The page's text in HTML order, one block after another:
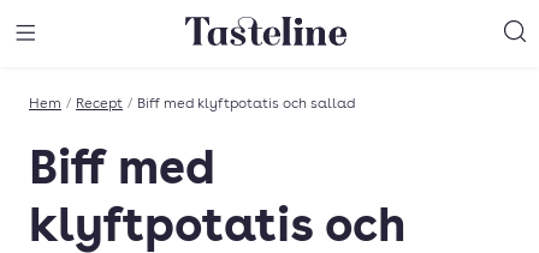
Till Tastelines startsida
Hem / Recept / Biff med klyftpotatis och sallad
Biff med
klyftpotatis och